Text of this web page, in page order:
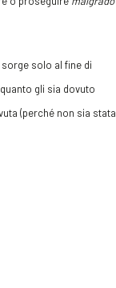
solo al fine di
gli sia dovuto
(perché non sia stata